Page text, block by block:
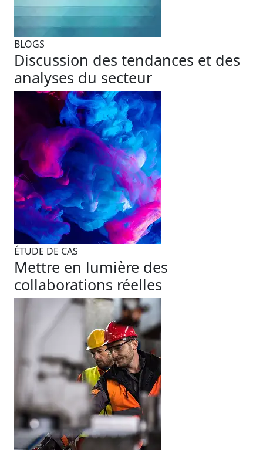
BLOGS
Discussion des tendances et des
analyses du secteur
ÉTUDE DE CAS
Mettre en lumière des
collaborations réelles